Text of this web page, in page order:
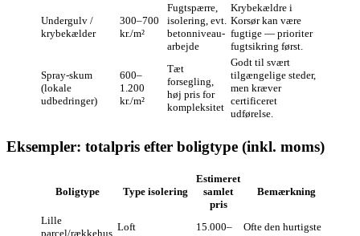
Undergulv /
krybekælder
300–700
kr./m²
Fugtspærre,
isolering, evt.
betonniveau-
arbejde
Krybekældre i
Korsør kan være
fugtige — prioriter
fugtsikring først.
Spray‑skum
(lokale
udbedringer)
600–
1.200
kr./m²
Tæt
forsegling,
høj pris for
kompleksitet
Godt til svært
tilgængelige steder,
men kræver
certificeret
udførelse.
Eksempler: totalpris efter boligtype (inkl. moms)
Boligtype Type isolering
Estimeret
samlet
pris
Bemærkning
Lille
parcel/rækkehus
Loft
15.000–
Ofte den hurtigste